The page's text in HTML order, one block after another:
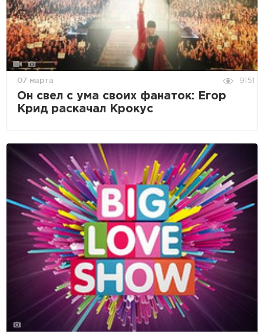
07 марта 9151
Он свел с ума своих фанаток: Егор
Крид раскачал Крокус